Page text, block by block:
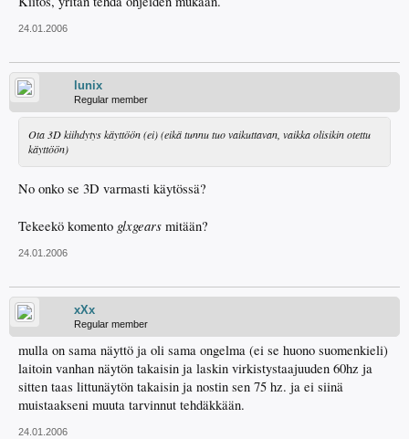
24.01.2006
lunix
Regular member
Ota 3D kiihdytys käyttöön (ei) (eikä tunnu tuo vaikuttavan, vaikka olisikin otettu
käyttöön)
No onko se 3D varmasti käytössä?
Tekeekö komento glxgears mitään?
24.01.2006
xXx
Regular member
mulla on sama näyttö ja oli sama ongelma (ei se huono suomenkieli)
laitoin vanhan näytön takaisin ja laskin virkistystaajuuden 60hz ja
sitten taas littunäytön takaisin ja nostin sen 75 hz. ja ei siinä
muistaakseni muuta tarvinnut tehdäkkään.
24.01.2006